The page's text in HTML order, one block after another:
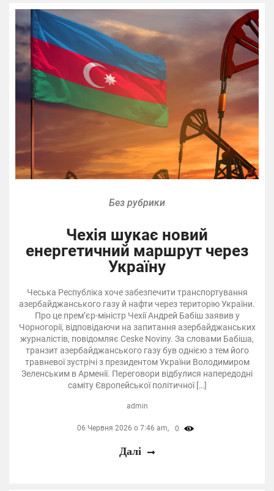
Без рубрики
Чехія шукає новий
енергетичний маршрут через
Україну
Чеська Республіка хоче забезпечити транспортування
азербайджанського газу й нафти через територію України.
Про це прем’єр-міністр Чехії Андрей Бабіш заявив у
Чорногорії, відповідаючи на запитання азербайджанських
журналістів, повідомляє Ceske Noviny. За словами Бабіша,
транзит азербайджанського газу був однією з тем його
травневої зустрічі з президентом України Володимиром
Зеленським в Арменії. Переговори відбулися напередодні
саміту Європейської політичної […]
admin
06 Червня 2026 о 7:46 am, 0
Далі